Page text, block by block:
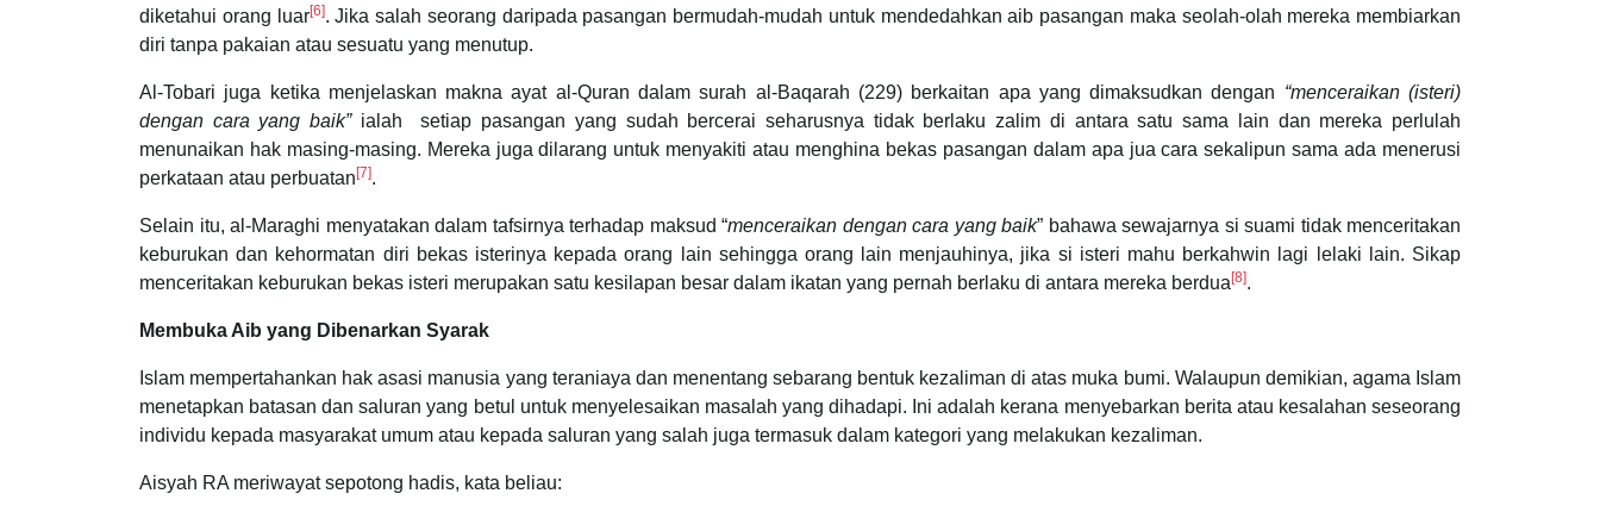
diketahui orang luar[6]. Jika salah seorang daripada pasangan bermudah-mudah untuk mendedahkan aib pasangan maka seolah-olah mereka membiarkan
diri tanpa pakaian atau sesuatu yang menutup.
Al-Tobari juga ketika menjelaskan makna ayat al-Quran dalam surah al-Baqarah (229) berkaitan apa yang dimaksudkan dengan “menceraikan (isteri)
dengan cara yang baik” ialah setiap pasangan yang sudah bercerai seharusnya tidak berlaku zalim di antara satu sama lain dan mereka perlulah
menunaikan hak masing-masing. Mereka juga dilarang untuk menyakiti atau menghina bekas pasangan dalam apa jua cara sekalipun sama ada menerusi
perkataan atau perbuatan [7].
Selain itu, al-Maraghi menyatakan dalam tafsirnya terhadap maksud “menceraikan dengan cara yang baik” bahawa sewajarnya si suami tidak menceritakan
keburukan dan kehormatan diri bekas isterinya kepada orang lain sehingga orang lain menjauhinya, jika si isteri mahu berkahwin lagi lelaki lain. Sikap
menceritakan keburukan bekas isteri merupakan satu kesilapan besar dalam ikatan yang pernah berlaku di antara mereka berdua [8].
Membuka Aib yang Dibenarkan Syarak
Islam mempertahankan hak asasi manusia yang teraniaya dan menentang sebarang bentuk kezaliman di atas muka bumi. Walaupun demikian, agama Islam
menetapkan batasan dan saluran yang betul untuk menyelesaikan masalah yang dihadapi. Ini adalah kerana menyebarkan berita atau kesalahan seseorang
individu kepada masyarakat umum atau kepada saluran yang salah juga termasuk dalam kategori yang melakukan kezaliman.
Aisyah RA meriwayat sepotong hadis, kata beliau: